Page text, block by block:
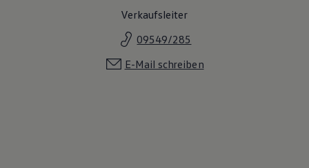
Verkaufsleiter
09549/285
E-Mail schreiben